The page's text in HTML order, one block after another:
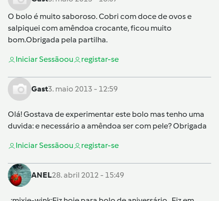
O bolo é muito saboroso. Cobri com doce de ovos e
salpiquei com amêndoa crocante, ficou muito
bom.Obrigada pela partilha.
Iniciar Sessãoou registar-se
Gast3. maio 2013 - 12:59
Olá! Gostava de experimentar este bolo mas tenho uma
duvida: e necessário a amêndoa ser com pele? Obrigada
Iniciar Sessãoou registar-se
ANEL28. abril 2012 - 15:49